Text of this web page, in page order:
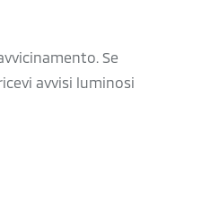
Se
avvisi luminosi